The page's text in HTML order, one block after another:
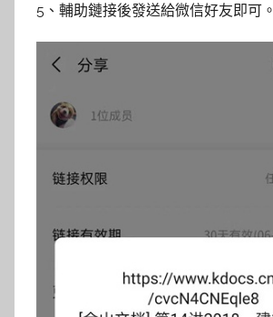
5、輔助鏈接後發送給微信好友即可。